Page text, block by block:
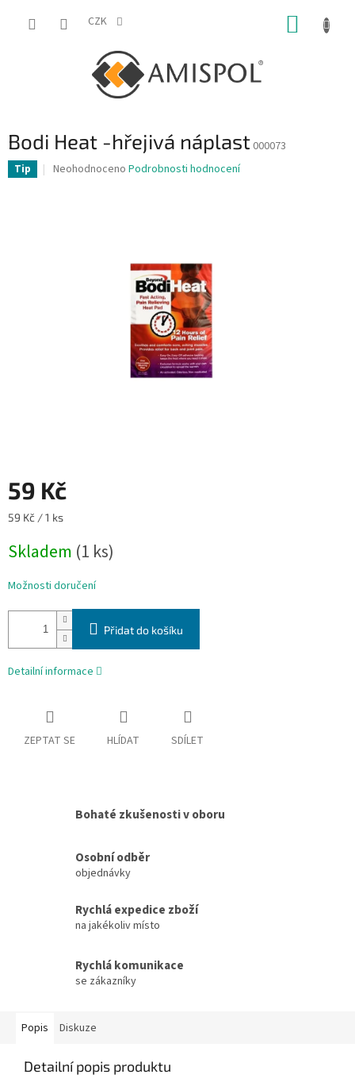
CZK
Bodi Heat -hřejivá náplast 000073
Tip
Průměrné
Neohodnoceno Podrobnosti hodnocení
59 Kč
Měrná
59 Kč / 1 ks
Skladem (1 ks)
Možnosti doručení
Přidat do košíku
Detailní informace
ZEPTAT SE HLÍDAT SDÍLET
Bohaté zkušenosti v oboru
Osobní odběr
objednávky
Rychlá expedice zboží
na jakékoliv místo
Rychlá komunikace
se zákazníky
Popis Diskuze
Detailní popis produktu